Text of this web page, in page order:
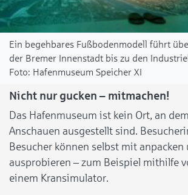
Ein begehbares Fußbodenmodell führt
der Bremer Innenstadt bis zu den
Hafenmuseum Speicher XI
Nicht nur gucken – mitmachen!
Das Hafenmuseum ist kein Ort, an
Anschauen ausgestellt sind.
Besucher können selbst mit anpacken
ausprobieren – zum Beispiel mithilfe
einem Kransimulator.